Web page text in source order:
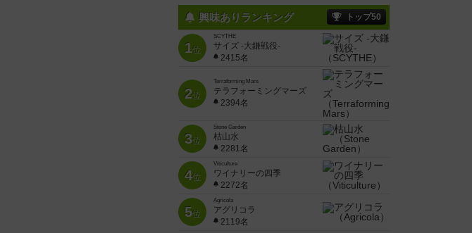
興味ありランキング トップ50
1位
SCYTHE
サイズ -大鎌戦役-
2415名
2位
Terraforming Mars
テラフォーミングマーズ
2394名
3位
Stone Garden
枯山水
2281名
4位
Viticulture
ワイナリーの四季
2272名
5位
Agricola
アグリコラ
2119名